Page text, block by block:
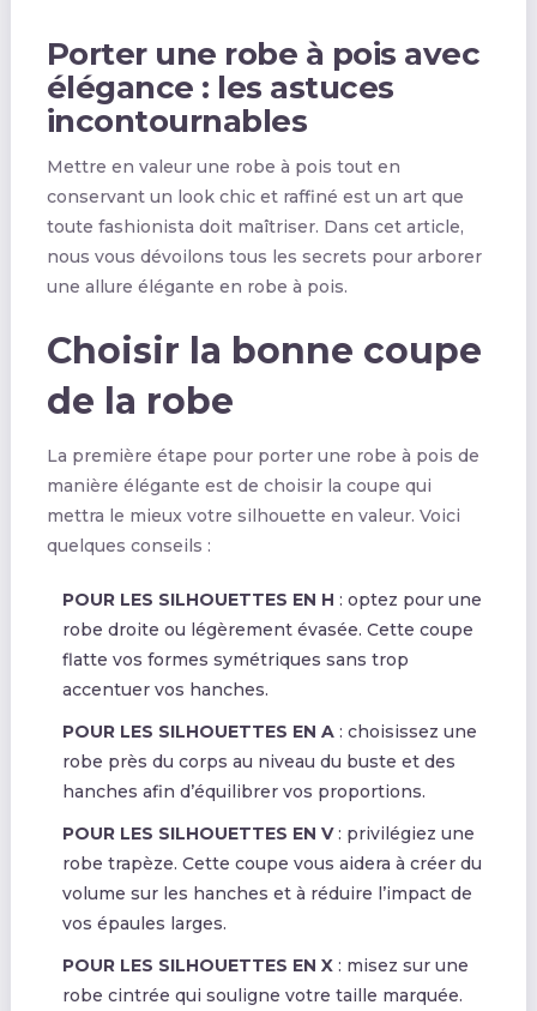
Porter une robe à pois avec
élégance : les astuces
incontournables
Mettre en valeur une robe à pois tout en
conservant un look chic et raffiné est un art que
toute fashionista doit maîtriser. Dans cet article,
nous vous dévoilons tous les secrets pour arborer
une allure élégante en robe à pois.
Choisir la bonne coupe
de la robe
La première étape pour porter une robe à pois de
manière élégante est de choisir la coupe qui
mettra le mieux votre silhouette en valeur. Voici
quelques conseils :
POUR LES SILHOUETTES EN H : optez pour une
robe droite ou légèrement évasée. Cette coupe
flatte vos formes symétriques sans trop
accentuer vos hanches.
POUR LES SILHOUETTES EN A: choisissez une
robe près du corps au niveau du buste et des
hanches afin d’équilibrer vos proportions.
POUR LES SILHOUETTES EN V: privilégiez une
robe trapèze. Cette coupe vous aidera à créer du
volume sur les hanches et à réduire l’impact de
vos épaules larges.
POUR LES SILHOUETTES EN X: misez sur une
robe cintrée qui souligne votre taille marquée.